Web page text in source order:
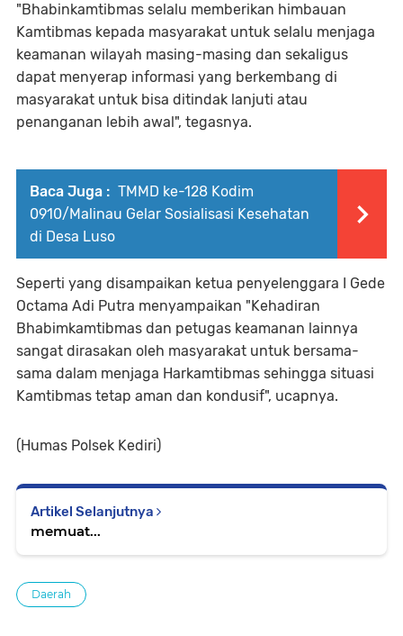
"Bhabinkamtibmas selalu memberikan himbauan
Kamtibmas kepada masyarakat untuk selalu menjaga
keamanan wilayah masing-masing dan sekaligus
dapat menyerap informasi yang berkembang di
masyarakat untuk bisa ditindak lanjuti atau
penanganan lebih awal", tegasnya.
Baca Juga : TMMD ke-128 Kodim
0910/Malinau Gelar Sosialisasi Kesehatan
di Desa Luso
Seperti yang disampaikan ketua penyelenggara I Gede
Octama Adi Putra menyampaikan "Kehadiran
Bhabimkamtibmas dan petugas keamanan lainnya
sangat dirasakan oleh masyarakat untuk bersama-
sama dalam menjaga Harkamtibmas sehingga situasi
Kamtibmas tetap aman dan kondusif", ucapnya.
(Humas Polsek Kediri)
Artikel Selanjutnya
memuat...
Daerah